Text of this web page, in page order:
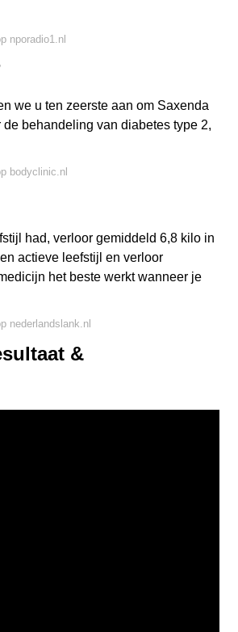
nporadio1.nl
we u ten zeerste aan om Saxenda
behandeling van diabetes type 2,
bodyclinic.nl
had, verloor gemiddeld 6,8 kilo in
actieve leefstijl en verloor
het beste werkt wanneer je
nederlandslank.nl
&